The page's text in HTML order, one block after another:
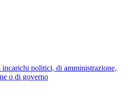
politici, di amministrazione,
o di governo